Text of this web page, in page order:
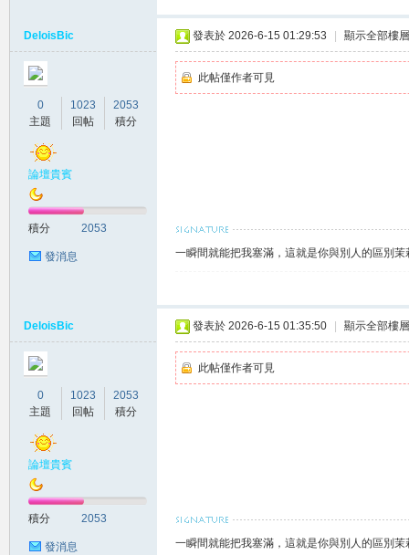
DeloisBic
0
主題
1023
回帖
2053
積分
論壇貴賓
積分 2053
發消息
發表於 2026-6-15 01:29:53 顯示全部樓層
此帖僅作者可見
一瞬間就能把我塞滿，這就是你與別人的區別茉
DeloisBic
0
主題
1023
回帖
2053
積分
論壇貴賓
積分 2053
發消息
發表於 2026-6-15 01:35:50 顯示全部樓層
此帖僅作者可見
一瞬間就能把我塞滿，這就是你與別人的區別茉